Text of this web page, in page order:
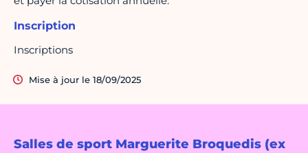
Salles de sport Marguerite Broquedis (ex
Inscription
Inscriptions
Mise à jour le 18/09/2025